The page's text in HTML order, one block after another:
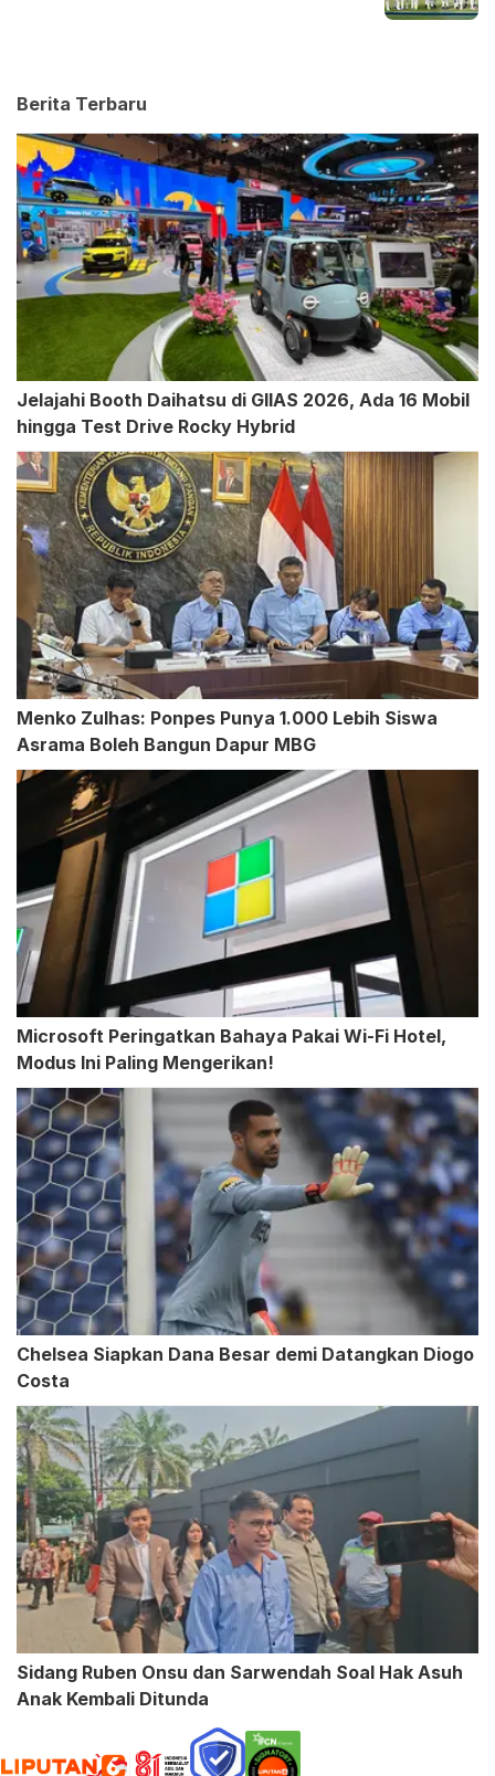
Berita Terbaru
Jelajahi Booth Daihatsu di GIIAS 2026, Ada 16 Mobil
hingga Test Drive Rocky Hybrid
Menko Zulhas: Ponpes Punya 1.000 Lebih Siswa
Asrama Boleh Bangun Dapur MBG
Microsoft Peringatkan Bahaya Pakai Wi-Fi Hotel,
Modus Ini Paling Mengerikan!
Chelsea Siapkan Dana Besar demi Datangkan Diogo
Costa
Sidang Ruben Onsu dan Sarwendah Soal Hak Asuh
Anak Kembali Ditunda